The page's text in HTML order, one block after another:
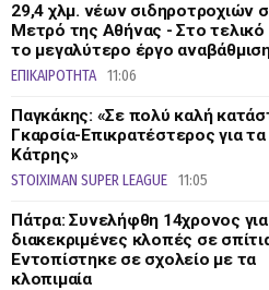
29,4 χλμ. νέων σιδηροτροχιών
Μετρό της Αθήνας - Στο τελικό
το μεγαλύτερο έργο
ΕΠΙΚΑΙΡΟΤΗΤΑ 11:06
Παγκάκης: «Σε πολύ καλή
Γκαρσία-Επικρατέστερος για
Κάτρης»
STOIXIMAN SUPER LEAGUE 11:05
Πάτρα: Συνελήφθη 14χρονος για
διακεκριμένες κλοπές σε
Εντοπίστηκε σε σχολείο με τα
κλοπιμαία